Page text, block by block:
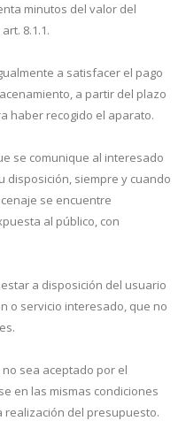
minutos del valor del
8.1.1.
a satisfacer el pago
a partir del plazo
haber recogido el aparato.
se comunique al interesado
disposición, siempre y cuando
se encuentre
al público, con
a disposición del usuario
o servicio interesado, que no
sea aceptado por el
en las mismas condiciones
del presupuesto.